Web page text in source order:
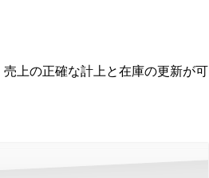
上の正確な計上と在庫の更新が可